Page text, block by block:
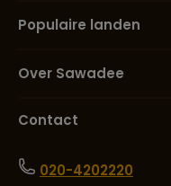
Populaire landen
Over Sawadee
Contact
020-4202220